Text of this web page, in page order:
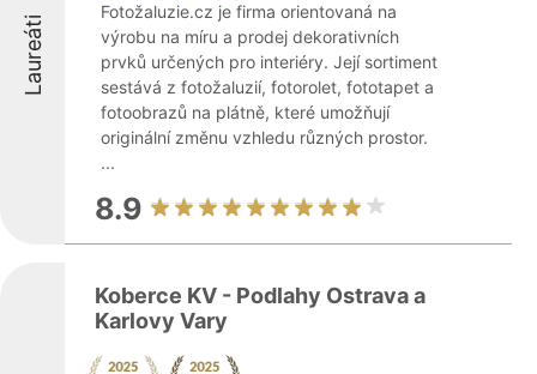
Laureáti
Fotožaluzie.cz je firma orientovaná na
výrobu na míru a prodej dekorativních
prvků určených pro interiéry. Její sortiment
sestává z fotožaluzií, fotorolet, fototapet a
fotoobrazů na plátně, které umožňují
originální změnu vzhledu různých prostor.
...
8.9
Koberce KV - Podlahy Ostrava a
Karlovy Vary